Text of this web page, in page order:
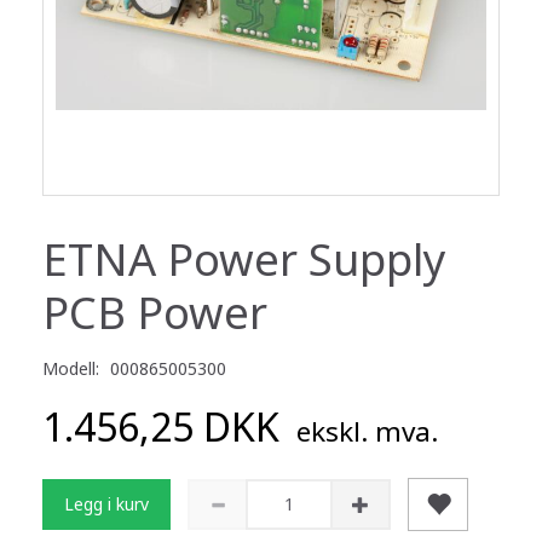
ETNA Power Supply
PCB Power
Modell: 000865005300
1.456,25 DKK ekskl. mva.
Legg i kurv